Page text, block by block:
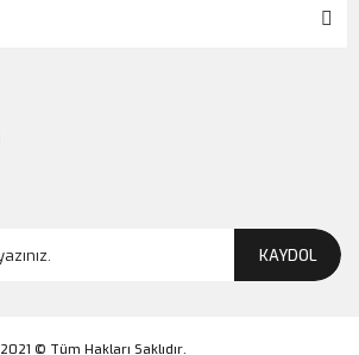
KAYDOL
2021 © Tüm Hakları Saklıdır.